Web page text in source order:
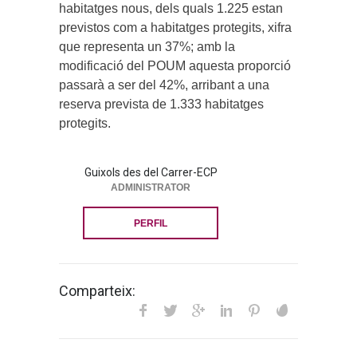
habitatges nous, dels quals 1.225 estan
previstos com a habitatges protegits, xifra
que representa un 37%; amb la
modificació del POUM aquesta proporció
passarà a ser del 42%, arribant a una
reserva prevista de 1.333 habitatges
protegits.
Guixols des del Carrer-ECP
ADMINISTRATOR
PERFIL
Comparteix: